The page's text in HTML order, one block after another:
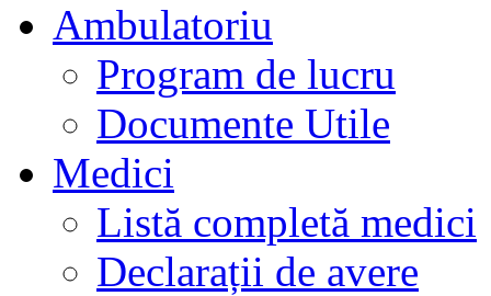
Ambulatoriu
Program de lucru
Documente Utile
Medici
Listă completă medici
Declarații de avere